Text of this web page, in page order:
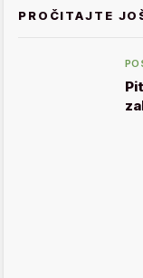
PROČITAJTE